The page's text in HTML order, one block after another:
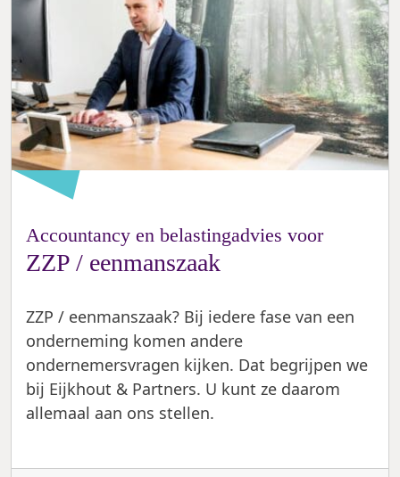
Accountancy en belastingadvies voor
ZZP / eenmanszaak
ZZP / eenmanszaak? Bij iedere fase van een
onderneming komen andere
ondernemersvragen kijken. Dat begrijpen we
bij Eijkhout & Partners. U kunt ze daarom
allemaal aan ons stellen.